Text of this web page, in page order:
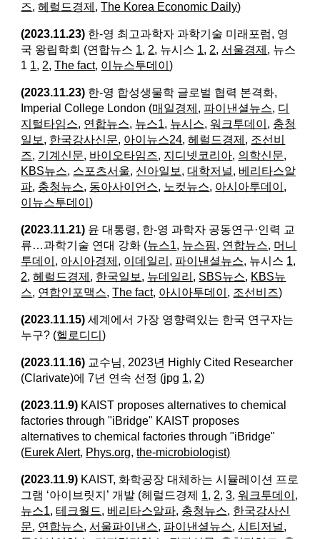
즈,헤럴드경제 ,The Korea Economic Daily)
(2023.11.23) 한-영 최고과학자 과학기술 미래포럼, 영
국 왕립학회 (연합뉴스 1, 2, 뉴시스 1, 2,서울경제 , 뉴스
1 1, 2,The fact, 이뉴스투데이)
(2023.11.23) 한-영 합성생물학 글로벌 협력 본격화,
Imperial College London (매일경제 , 파이낸셜뉴스, 디
지털타임스, 연합뉴스, 뉴스1, 뉴시스,워크투데이 , 충청
일보 , 한국강사신문, 아이뉴스24,헤럴드경제 , 조선비
즈, 기계신문, 바이오타임즈, 지디넷코리아, 의학신문,
KBS뉴스, 스포츠서울, 신아일보 ,대학저널, 베리타스알
파, 충청뉴스, 동아사이언스, 노컷뉴스, 아시아투데이 ,
이뉴스투데이)
(2023.11.21) 윤 대통령, 한-영 과학자 공동연구·인력 교
류…과학기술 연대 강화 (뉴스1, 뉴스핌, 연합뉴스, 머니
투데이 , 아시아경제 , 이데일리 , 파이낸셜뉴스, 뉴시스 1,
2,헤럴드경제 , 한국일보 , 뉴데일리 , SBS뉴스, KBS뉴
스, 연합인포맥스,The fact, 아시아투데이 , 조선비즈)
(2023.11.15)세계에서 가장 영향력있는 한국 연구자는
누구? (헬로디디)
(2023.11.16) 교수님, 2023년 Highly Cited Researcher
(Clarivate)에 7년 연속 선정 (jpg 1, 2)
(2023.11.9) KAIST proposes alternatives to chemical
factories through "iBridge" KAIST proposes
alternatives to chemical factories through "iBridge"
(Eurek Alert, Phys.org,the-microbiologist)
(2023.11.9) KAIST, 화학공장 대체하는 시뮬레이션 프로
그램 ‘아이브릿지’ 개발 (헤럴드경제 1, 2,3,워크투데이 ,
뉴스1,테크월드, 베리타스알파, 충청뉴스, 한국강사신
문, 연합뉴스,서울파이낸스, 파이낸셜뉴스,시티저널,